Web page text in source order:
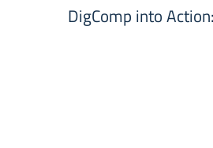
DigComp into